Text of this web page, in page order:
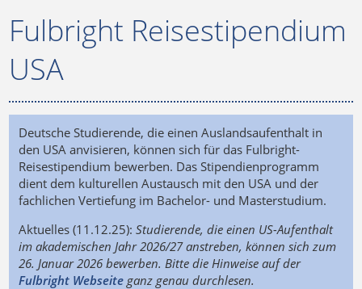
Fulbright Reisestipendium
USA
Deutsche Studierende, die einen Auslandsaufenthalt in
den USA anvisieren, können sich für das Fulbright-
Reisestipendium bewerben. Das Stipendienprogramm
dient dem kulturellen Austausch mit den USA und der
fachlichen Vertiefung im Bachelor- und Masterstudium.
Aktuelles (11.12.25): Studierende, die einen US-Aufenthalt
im akademischen Jahr 2026/27 anstreben, können sich zum
26. Januar 2026 bewerben. Bitte die Hinweise auf der
Fulbright Webseiteganz genau durchlesen.